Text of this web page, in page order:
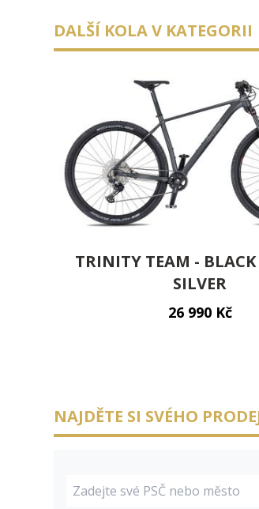
DALŠÍ KOLA V KATEGORII
TRINITY TEAM -
SILVER
26 990 Kč
NAJDĚTE SI SVÉHO